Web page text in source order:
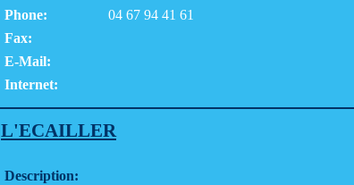
Phone:
04 67 94 41 61
Fax:
E-Mail:
Internet:
L'ECAILLER
Description: